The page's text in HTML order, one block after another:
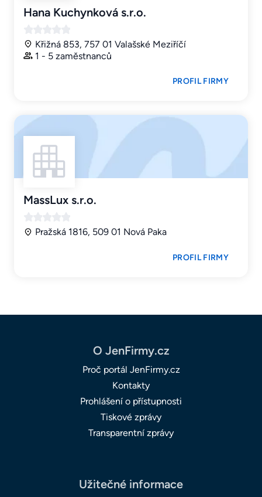
Hana Kuchynková s.r.o.
Křižná 853, 757 01 Valašské Meziříčí
1 - 5 zaměstnanců
PROFIL FIRMY
MassLux s.r.o.
Pražská 1816, 509 01 Nová Paka
PROFIL FIRMY
O JenFirmy.cz
Proč portál JenFirmy.cz
Kontakty
Prohlášení o přístupnosti
Tiskové zprávy
Transparentní zprávy
Užitečné informace